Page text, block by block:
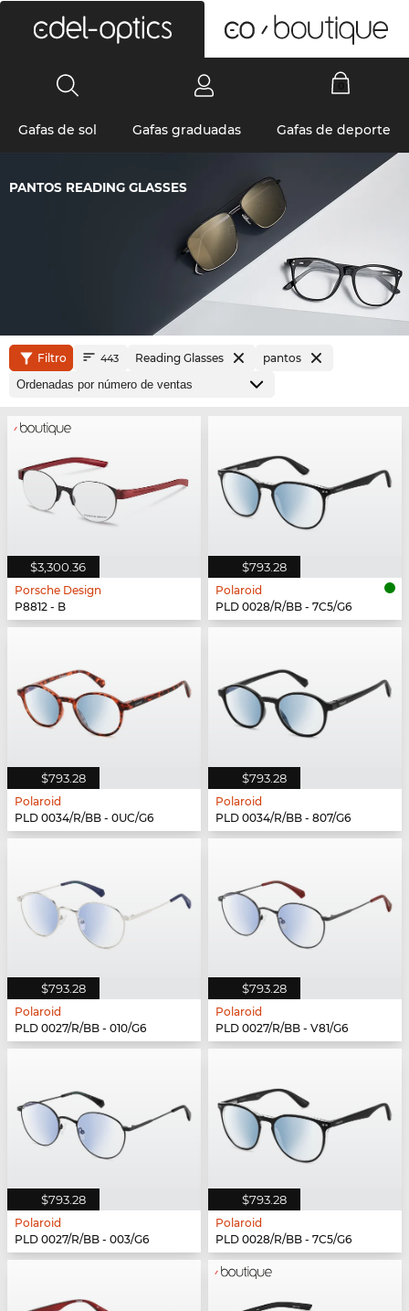
Gafas de sol Gafas graduadas Gafas de deporte
PANTOS READING GLASSES
Filtro 443 Reading Glasses pantos
$3,300.36
Porsche Design
P8812 - B
$793.28
Polaroid
PLD 0028/R/BB - 7C5/G6
$793.28
Polaroid
PLD 0034/R/BB - 0UC/G6
$793.28
Polaroid
PLD 0034/R/BB - 807/G6
$793.28
Polaroid
PLD 0027/R/BB - 010/G6
$793.28
Polaroid
PLD 0027/R/BB - V81/G6
$793.28
Polaroid
PLD 0027/R/BB - 003/G6
$793.28
Polaroid
PLD 0028/R/BB - 7C5/G6